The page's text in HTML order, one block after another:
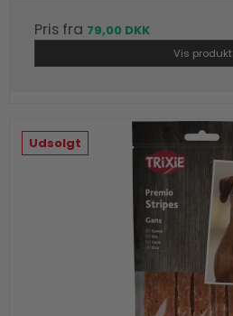
Pris fra 79,00 DKK
Vis produkt
Udsolgt